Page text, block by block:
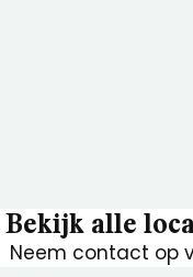
Bekijk alle
Neem contact op